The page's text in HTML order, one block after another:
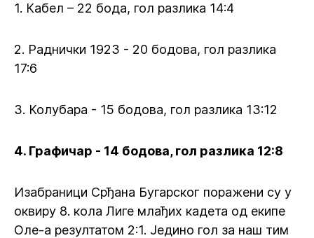
1. Кабел – 22 бода, гол разлика 14:4
2. Раднички 1923 - 20 бодова, гол разлика
17:6
3. Колубара - 15 бодова, гол разлика 13:12
4. Графичар - 14 бодова, гол разлика 12:8
Изабраници Срђана Бугарског поражени су у
оквиру 8. кола Лиге млађих кадета од екипе
Оле-а резултатом 2:1. Једино гол за наш тим